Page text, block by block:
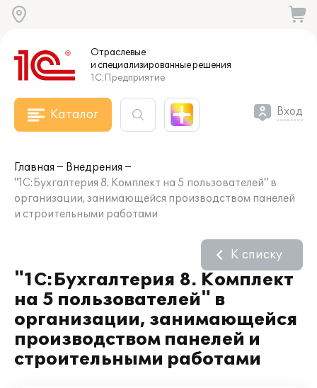
Отраслевые
и специализированныерешения
1С:Предприятие
Каталог Вход
Главная
Внедрения
"1С:Бухгалтерия 8. Комплект на 5 пользователей" в
организации, занимающейся производством панелей
и строительными работами
"1С:Бухгалтерия 8. Комплект
на 5 пользователей" в
организации, занимающейся
производством панелей и
строительными работами
К списку